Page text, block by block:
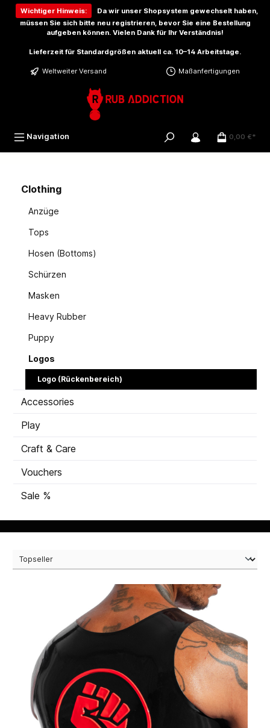
springen
Wichtiger Hinweis:
Da wir unser Shopsystem gewechselt haben,
müssen Sie sich bitte neu registrieren, bevor Sie eine Bestellung
aufgeben können. Vielen Dank für Ihr Verständnis!
Lieferzeit für Standardgrößen aktuell ca. 10–14 Arbeitstage.
Weltweiter Versand Maßanfertigungen
Navigation 0,00 €*
Clothing
Anzüge
Tops
Hosen (Bottoms)
Schürzen
Masken
Heavy Rubber
Puppy
Logos
Logo (Rückenbereich)
Accessories
Play
Craft & Care
Vouchers
Sale %